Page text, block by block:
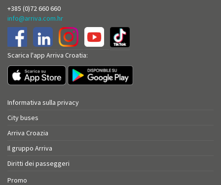
+385 (0)72 660 660
info@arriva.com.hr
Scarica l'app Arriva Croatia:
Informativa sulla privacy
City buses
Arriva Croazia
Il gruppo Arriva
Diritti dei passeggeri
Promo